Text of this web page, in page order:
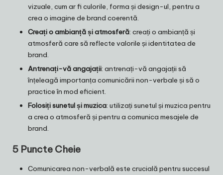
vizuale, cum ar fi culorile, forma și design-ul, pentru a
crea o imagine de brand coerentă.
Creați o ambianță și atmosferă: creați o ambianță și
atmosferă care să reflecte valorile și identitatea de
brand.
Antrenați-vă angajații: antrenați-vă angajații să
înțeleagă importanța comunicării non-verbale și să o
practice în mod eficient.
Folosiți sunetul și muzica: utilizați sunetul și muzica pentru
a crea o atmosferă și pentru a comunica mesajele de
brand.
5 Puncte Cheie
Comunicarea non-verbală este crucială pentru succesul